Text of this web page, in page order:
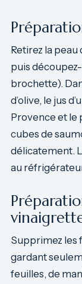
Retirez la peau
puis
brochette).
d’olive, le jus
Provence et le
cubes de
délicatement.
au
Supprimez les
gardant
feuilles, de